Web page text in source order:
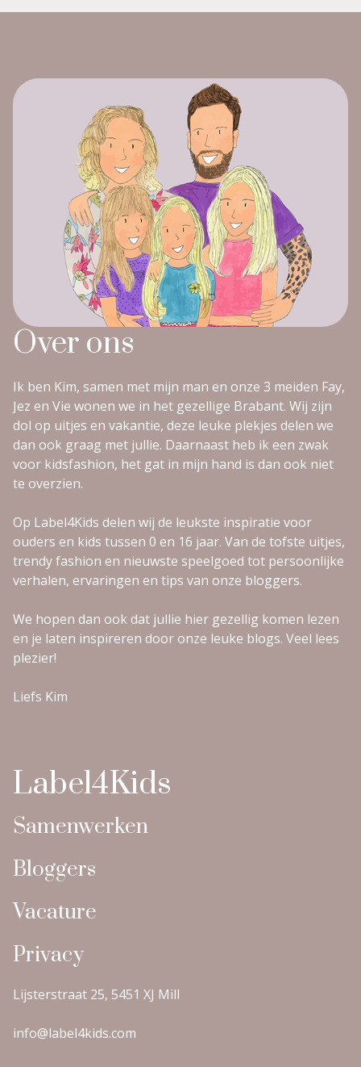
Over ons
Ik ben Kim, samen met mijn man en onze 3 meiden Fay,
Jez en Vie wonen we in het gezellige Brabant. Wij zijn
dol op uitjes en vakantie, deze leuke plekjes delen we
dan ook graag met jullie. Daarnaast heb ik een zwak
voor kidsfashion, het gat in mijn hand is dan ook niet
te overzien.
Op Label4Kids delen wij de leukste inspiratie voor
ouders en kids tussen 0 en 16 jaar. Van de tofste uitjes,
trendy fashion en nieuwste speelgoed tot persoonlijke
verhalen, ervaringen en tips van onze bloggers.
We hopen dan ook dat jullie hier gezellig komen lezen
en je laten inspireren door onze leuke blogs. Veel lees
plezier!
Liefs Kim
Label4Kids
Samenwerken
Bloggers
Vacature
Privacy
Lijsterstraat 25, 5451 XJ Mill
info@label4kids.com